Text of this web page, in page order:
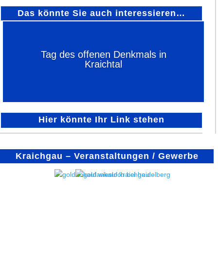
Das könnte Sie auch interessieren…
Tag des offenen Denkmals in
Kraichtal
Hier könnte Ihr Link stehen
Kraichgau – Veranstaltungen / Gewerbe